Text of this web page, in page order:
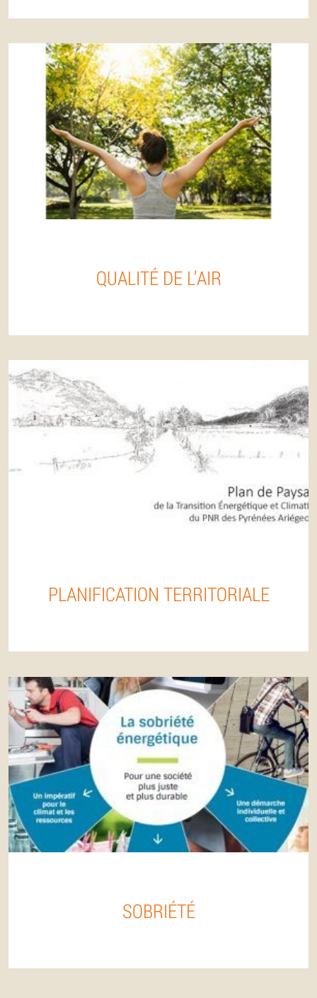
QUALITÉ DE L’AIR
PLANIFICATION TERRITORIALE
SOBRIÉTÉ